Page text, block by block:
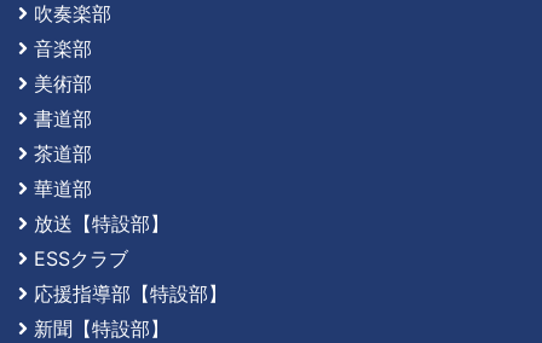
吹奏楽部
音楽部
美術部
書道部
茶道部
華道部
放送【特設部】
ESSクラブ
応援指導部【特設部】
新聞【特設部】